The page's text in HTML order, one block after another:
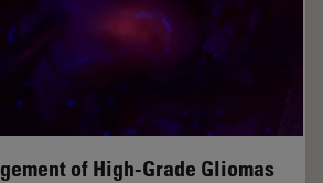
of High-Grade Gliomas